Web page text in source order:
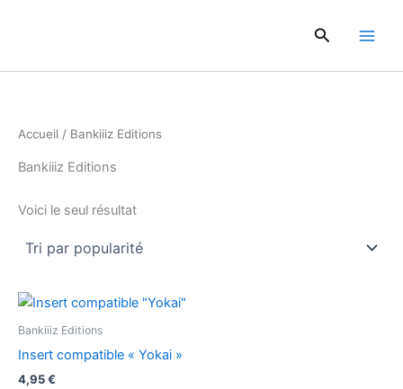
Rechercher
Accueil / Bankiiiz Editions
Bankiiiz Editions
Voici le seul résultat
Bankiiiz Editions
Insert compatible « Yokai »
4,95€